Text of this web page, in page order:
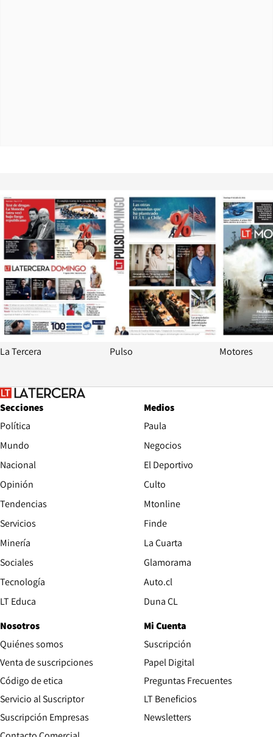
Opens in new window
La Tercera
Opens in
Pulso Motores
Secciones
Política
Mundo
Nacional
Opinión
Tendencias
Servicios
Minería
Sociales
Tecnología
LT Educa
Medios
Paula
Negocios
El Deportivo
Culto
Mtonline
Finde
La Cuarta
Glamorama
Auto.clOpens in new window
Duna CLOpens in new window
Nosotros
Quiénes somos
Venta de suscripciones
Código de etica Opens in new window
Servicio al Suscriptor
Suscripción Empresas
Mi Cuenta
Suscripción
Papel DigitalOpens in new
Preguntas Frecuentes
LT Beneficios
Newsletters